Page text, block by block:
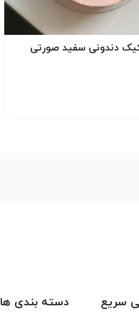
دندونی سفید صورتی
سریع دسته بندی ها